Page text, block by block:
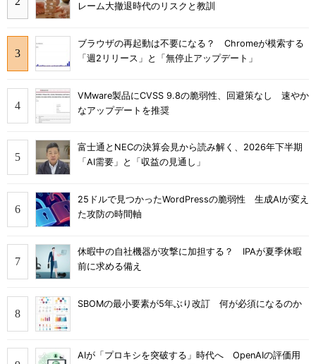
レーム大撤退時代のリスクと教訓
ブラウザの再起動は不要になる？ Chromeが模索する
「週2リリース」と「無停止アップデート」
VMware製品にCVSS 9.8の脆弱性、回避策なし 速やか
なアップデートを推奨
富士通とNECの決算会見から読み解く、2026年下半期
「AI需要」と「収益の見通し」
25ドルで見つかったWordPressの脆弱性 生成AIが変え
た攻防の時間軸
休暇中の自社機器が攻撃に加担する？ IPAが夏季休暇
前に求める備え
SBOMの最小要素が5年ぶり改訂 何が必須になるのか
AIが「プロキシを突破する」時代へ OpenAIの評価用